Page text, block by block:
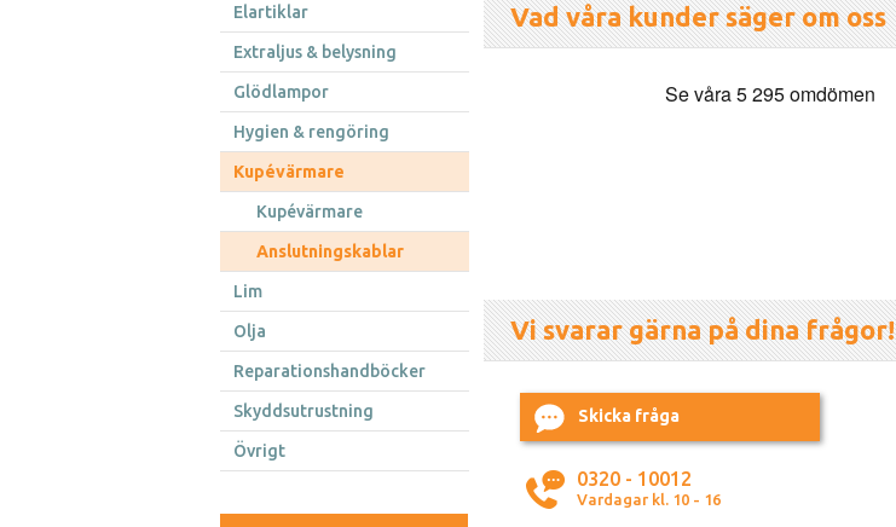
Elartiklar
Extraljus & belysning
Glödlampor
Hygien & rengöring
Kupévärmare
Kupévärmare
Anslutningskablar
Lim
Olja
Reparationshandböcker
Skyddsutrustning
Övrigt
Vad våra kunder säger om oss
Vi svarar gärna på dina frågor!
Skicka fråga
0320 - 10012
Vardagar kl. 10 - 16